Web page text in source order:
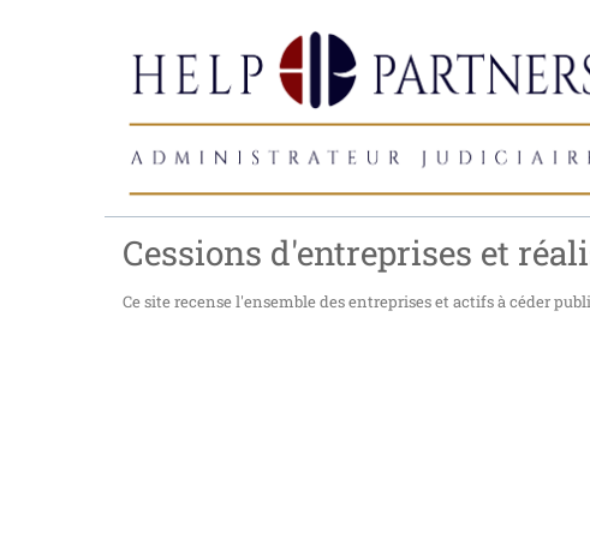
Cessions d'entreprises et
Ce site recense l'ensemble des entreprises et actifs à céder